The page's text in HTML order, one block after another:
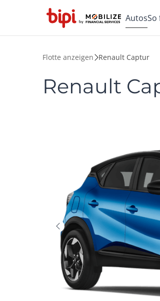
Autos
Flotte anzeigen Renault Captur
Renault